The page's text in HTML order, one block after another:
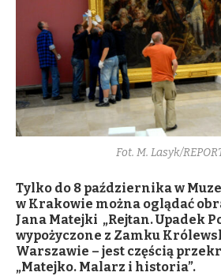
Fot. M. Lasyk/
Tylko do 8 października w
w Krakowie można oglądać
Jana Matejki „Rejtan. Upadek
wypożyczone z Zamku
Warszawie – jest częścią
„Matejko. Malarz i historia”.